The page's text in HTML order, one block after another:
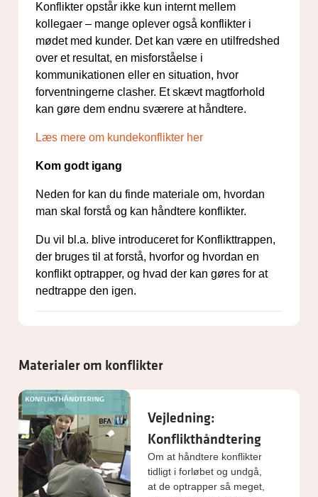
Konflikter opstår ikke kun internt mellem
kollegaer – mange oplever også konflikter i
mødet med kunder. Det kan være en utilfredshed
over et resultat, en misforståelse i
kommunikationen eller en situation, hvor
forventningerne clasher. Et skævt magtforhold
kan gøre dem endnu sværere at håndtere.
Læs mere om kundekonflikter her
Kom godt igang
Neden for kan du finde materiale om, hvordan
man skal forstå og kan håndtere konflikter.
Du vil bl.a. blive introduceret for Konflikttrappen,
der bruges til at forstå, hvorfor og hvordan en
konflikt optrapper, og hvad der kan gøres for at
nedtrappe den igen.
Materialer om konflikter
Vejledning:
Konflikthåndtering
Om at håndtere konflikter
tidligt i forløbet og undgå,
at de optrapper så meget,